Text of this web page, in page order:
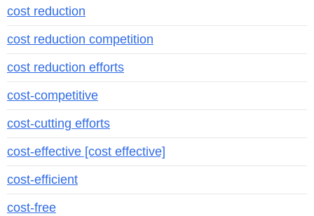
cost reduction
cost reduction competition
cost reduction efforts
cost-competitive
cost-cutting efforts
cost-effective [cost effective]
cost-efficient
cost-free